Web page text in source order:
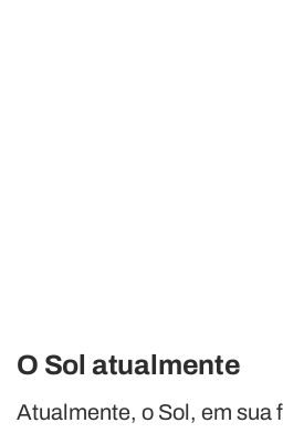
O Sol atualmente
Atualmente, o Sol, em sua